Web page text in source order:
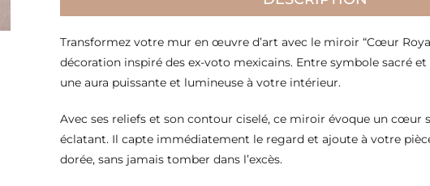
Transformez votre mur en œuvre d’art avec le miroir “Cœur
décoration inspiré des ex-voto mexicains. Entre symbole sacré
une aura puissante et lumineuse à votre intérieur.
Avec ses reliefs et son contour ciselé, ce miroir évoque un cœur
éclatant. Il capte immédiatement le regard et ajoute à votre
dorée, sans jamais tomber dans l’excès.